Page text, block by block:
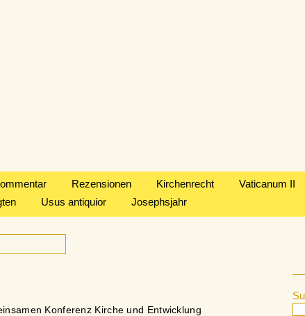
Rezensionen Kirchenrecht Vaticanum II
Usus antiquior Josephsjahr
Konferenz Kirche und Entwicklung